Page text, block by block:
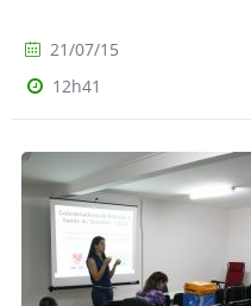
21/07/15
12h41